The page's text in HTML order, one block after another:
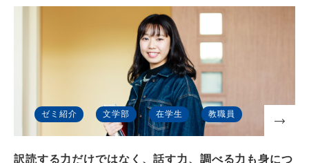
ゼミ紹介 文学部 在学生 教職員
訳読する力だけではなく、話す力、調べる力も身につ